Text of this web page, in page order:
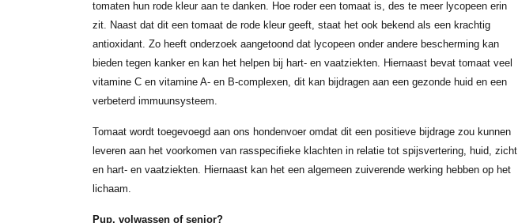
tomaten hun rode kleur aan te danken. Hoe roder een tomaat is, des te meer lycopeen erin
zit. Naast dat dit een tomaat de rode kleur geeft, staat het ook bekend als een krachtig
antioxidant. Zo heeft onderzoek aangetoond dat lycopeen onder andere bescherming kan
bieden tegen kanker en kan het helpen bij hart- en vaatziekten. Hiernaast bevat tomaat veel
vitamine C en vitamine A- en B-complexen, dit kan bijdragen aan een gezonde huid en een
verbeterd immuunsysteem.
Tomaat wordt toegevoegd aan ons hondenvoer omdat dit een positieve bijdrage zou kunnen
leveren aan het voorkomen van rasspecifieke klachten in relatie tot spijsvertering, huid, zicht
en hart- en vaatziekten. Hiernaast kan het een algemeen zuiverende werking hebben op het
lichaam.
Pup, volwassen of senior?